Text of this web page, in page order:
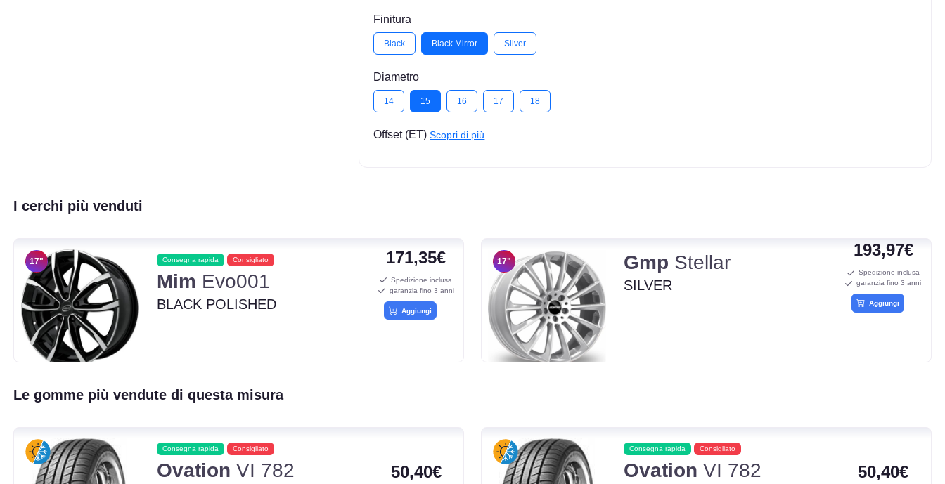
Finitura
Black Black Mirror Silver
Diametro
14 15 16 17 18
Offset (ET)Scopri di più
I cerchi più venduti
17" Consegna rapida Consigliato
Mim Evo001
BLACK POLISHED
171,35€
Spedizione inclusa
garanzia fino 3 anni
Aggiungi
17" Gmp Stellar
SILVER
193,97€
Spedizione inclusa
garanzia fino 3 anni
Aggiungi
Le gomme più vendute di questa misura
Consegna rapida Consigliato
Ovation VI 782
50,40€
Consegna rapida Consigliato
Ovation VI 782
50,40€